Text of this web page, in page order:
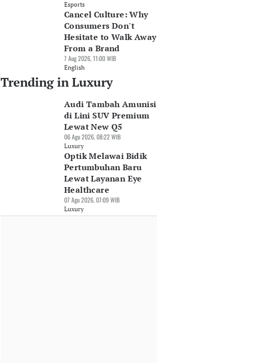
Esports
Cancel Culture: Why
Consumers Don't
Hesitate to Walk Away
From a Brand
7 Aug 2026, 11:00 WIB
English
Trending in Luxury
Audi Tambah Amunisi
di Lini SUV Premium
Lewat New Q5
06 Agu 2026, 08:22 WIB
Luxury
Optik Melawai Bidik
Pertumbuhan Baru
Lewat Layanan Eye
Healthcare
07 Agu 2026, 07:09 WIB
Luxury